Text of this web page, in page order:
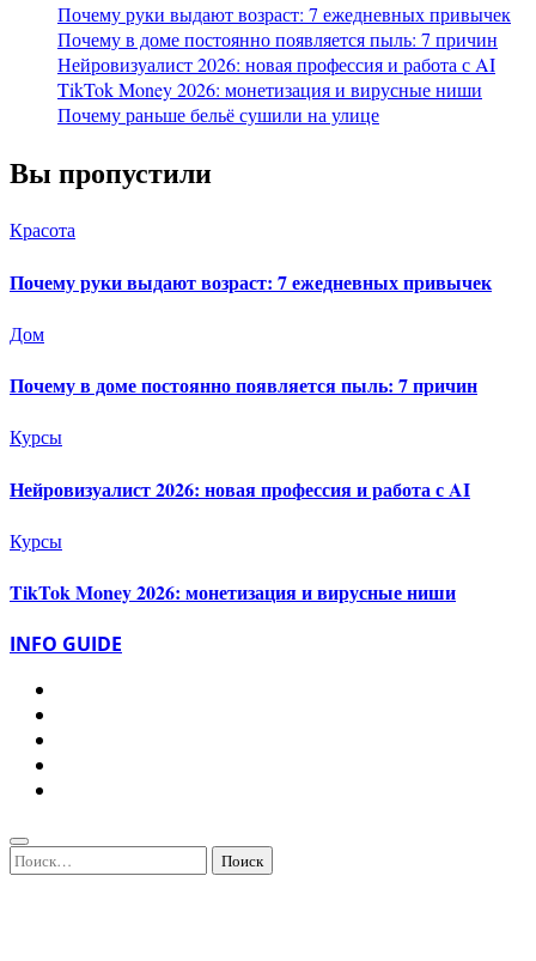
Почему руки выдают возраст: 7 ежедневных привычек
Почему в доме постоянно появляется пыль: 7 причин
Нейровизуалист 2026: новая профессия и работа с AI
TikTok Money 2026: монетизация и вирусные ниши
Почему раньше бельё сушили на улице
Вы пропустили
Красота
Почему руки выдают возраст: 7 ежедневных привычек
Дом
Почему в доме постоянно появляется пыль: 7 причин
Курсы
Нейровизуалист 2026: новая профессия и работа с AI
Курсы
TikTok Money 2026: монетизация и вирусные ниши
INFO GUIDE
Найти: